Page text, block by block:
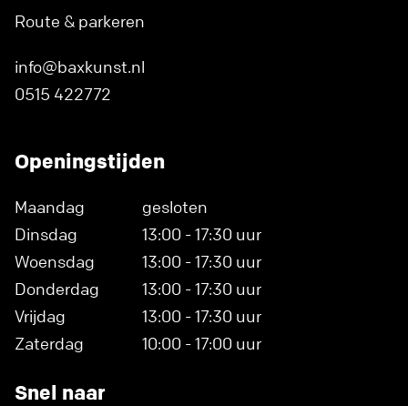
Route & parkeren
info@baxkunst.nl
0515 422772
Openingstijden
Maandag
gesloten
Dinsdag
13:00 - 17:30 uur
Woensdag
13:00 - 17:30 uur
Donderdag
13:00 - 17:30 uur
Vrijdag
13:00 - 17:30 uur
Zaterdag
10:00 - 17:00 uur
Snel naar